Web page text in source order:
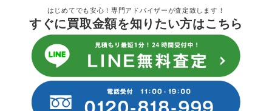
はじめてでも安心！専門アドバイザーが査定致します！
すぐに買取金額を知りたい方はこちら